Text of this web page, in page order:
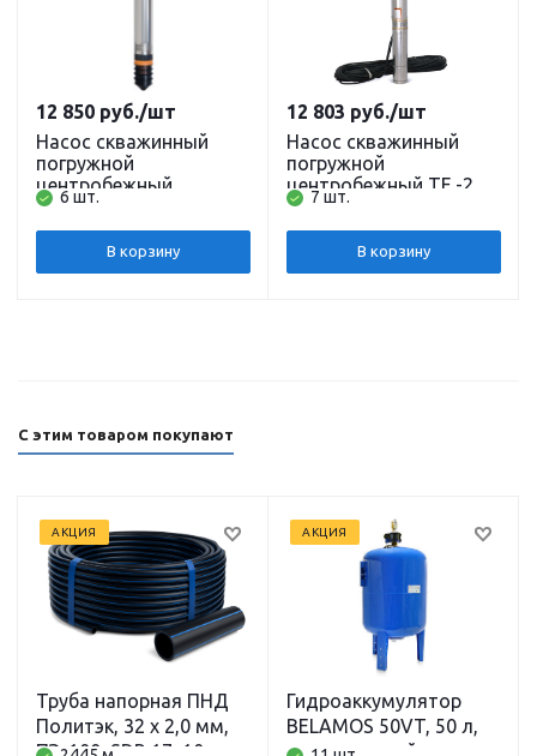
Насос скважинный
погружной
центробежный
ВОДОМЕТ 55/35 (98
мм, 220В, 460Вт, 55 л/
мин, 35м) кабель 10 м.
ДЖИЛЕКС
6 шт.
12 850 руб./шт
В корзину
Насос скважинный
погружной
центробежный TF -25
(4", 220В, 550Вт,
3500л/ч, 28м) кабель
16 м. BELAMOS
7 шт.
12 803 руб./шт
В корзину
С этим товаром покупают
АКЦИЯ
Труба напорная ПНД
Политэк, 32 x 2,0 мм,
ПЭ-100, SDR 17, 10 атм,
АКЦИЯ
Гидроаккумулятор
BELAMOS 50VT, 50 л,
вертикальный